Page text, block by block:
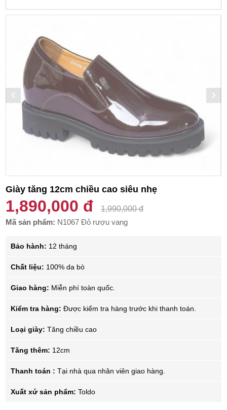
Giày tăng 12cm chiều cao siêu nhẹ
1,890,000 đ
1,990,000 đ
Mã sản phẩm: N1067 Đỏ rượu vang
Bảo hành: 12 tháng
Chất liệu: 100% da bò
Giao hàng: Miễn phí toàn quốc.
Kiểm tra hàng: Được kiểm tra hàng trước khi thanh toán.
Loại giày: Tăng chiều cao
Tăng thêm: 12cm
Thanh toán : Tại nhà qua nhân viên giao hàng.
Xuất xứ sản phẩm: Toldo